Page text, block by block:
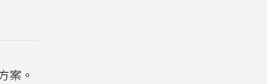
案。